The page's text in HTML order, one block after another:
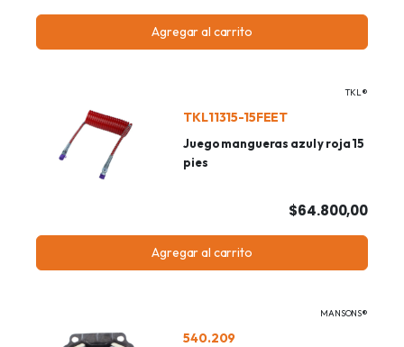
Agregar al carrito
TKL®
TKL11315-15FEET
Juego mangueras azul y roja 15
pies
$64.800,00
Agregar al carrito
MANSONS®
540.209